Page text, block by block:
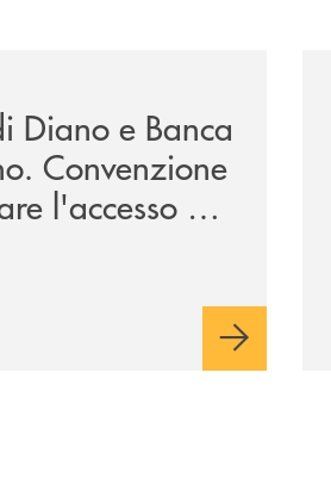
Diano e Banca
Convenzione
l'accesso al